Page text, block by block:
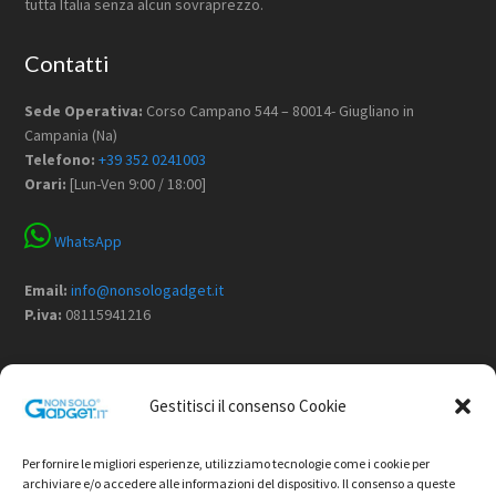
Gestitisci il consenso Cookie
Per fornire le migliori esperienze, utilizziamo tecnologie come i cookie per
archiviare e/o accedere alle informazioni del dispositivo. Il consenso a queste
tutta Italia senza alcun sovraprezzo.
Contatti
Sede Operativa: Corso Campano 544 – 80014- Giugliano in
Campania (Na)
Telefono: +39 352 0241003
Orari: [Lun-Ven 9:00 / 18:00]
WhatsApp
Email: info@nonsologadget.it
P.iva: 08115941216
Menù
Home
Non Solo Gadget